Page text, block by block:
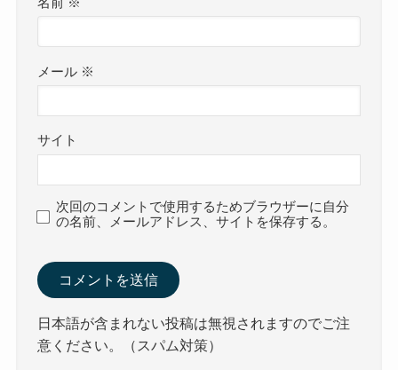
メール ※
サイト
次回のコメントで使用するためブラウザーに自分
の名前、メールアドレス、サイトを保存する。
日本語が含まれない投稿は無視されますのでご注
意ください。（スパム対策）